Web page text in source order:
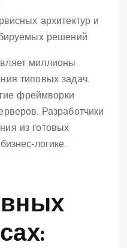
архитектур и
решений
миллионы
типовых задач.
фреймворки
Разработчики
из готовых